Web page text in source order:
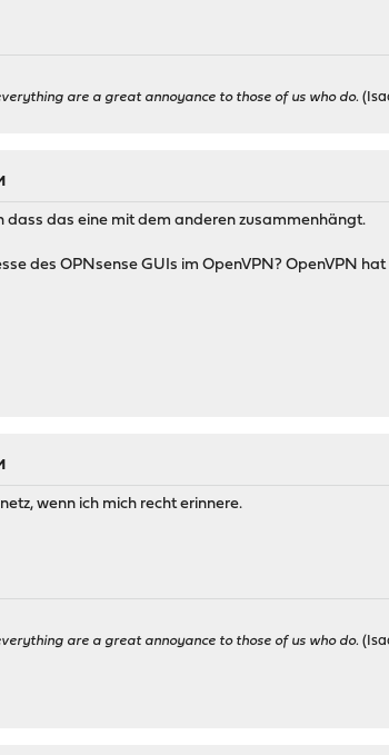
are a great annoyance to those of us who do.
dass das eine mit dem anderen zusammenhängt.
des OPNsense GUIs im OpenVPN? OpenVPN
wenn ich mich recht erinnere.
are a great annoyance to those of us who do.